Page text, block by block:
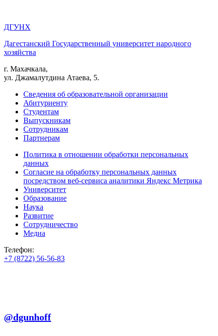
ДГУНХ
Дагестанский Государственный университет народного
хозяйства
г. Махачкала,
ул. Джамалутдина Атаева, 5.
Сведения об образовательной организации
Абитуриенту
Студентам
Выпускникам
Сотрудникам
Партнерам
Политика в отношении обработки персональных
данных
Согласие на обработку персональных данных
посредством веб-сервиса аналитики Яндекс Метрика
Университет
Образование
Наука
Развитие
Сотрудничество
Медиа
Телефон:
+7 (8722) 56-56-83
@dgunhoff